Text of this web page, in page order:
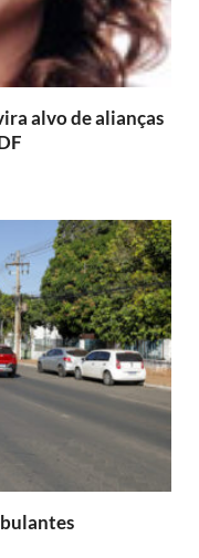
alvo de alianças